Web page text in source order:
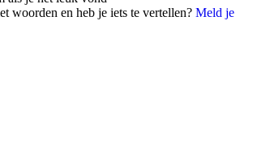
woorden en heb je iets te vertellen? Meld je